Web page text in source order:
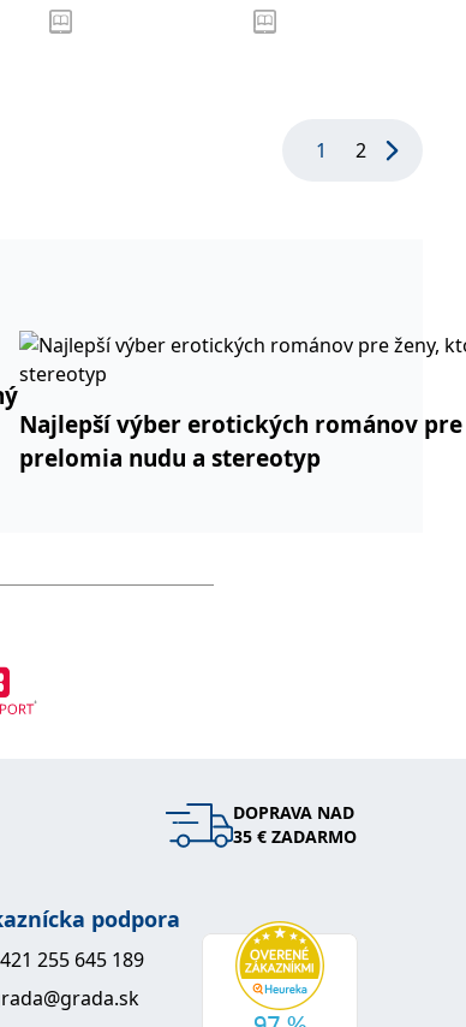
1 2
Najlepší výber erotických románov
prelomia nudu a stereotyp
DOPRAVA NAD
35 € ZADARMO
podpora
255 645 189